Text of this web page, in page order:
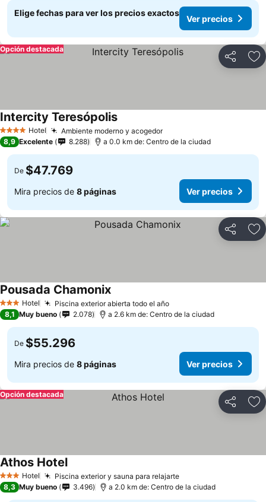
Elige fechas para ver los precios exactos
Ver precios
Compartir
Opción destacada
4 EstrellasHotel Ambiente moderno y acogedor
Intercity Teresópolis
8,9 Excelente 8.288 a 0.0 km de: Centro de la ciudad
De $47.769
Mira precios de 8 páginas Ver precios
Compartir
3 Estrellas
Hotel Piscina exterior abierta todo el año
Pousada Chamonix
8,1 Muy bueno 2.078 a 2.6 km de: Centro de la ciudad
De $55.296
Mira precios de 8 páginas Ver precios
Compartir
Opción destacada
3 Estrellas
Hotel Piscina exterior y sauna para relajarte
Athos Hotel
8,3 Muy bueno 3.496 a 2.0 km de: Centro de la ciudad